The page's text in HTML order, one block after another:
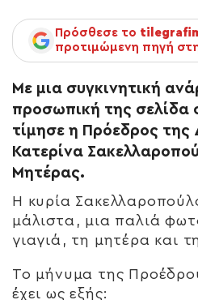
Πρόσθεσε το
προτιμώμενη πηγή
Με μια συγκινητική
προσωπική της σελίδα
τίμησε η Πρόεδρος της
Κατερίνα
Μητέρας.
Η κυρία
μάλιστα, μια παλιά
γιαγιά, τη μητέρα και
Το μήνυμα της
έχει ως εξής: